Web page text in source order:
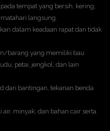
tempat yang bersih, kering,
langsung.
dalam keadaan rapat dan tidak
barang yang memiliki bau
petai, jengkol, dan lain
dari bantingan, tekanan benda
air, minyak, dan bahan cair serta